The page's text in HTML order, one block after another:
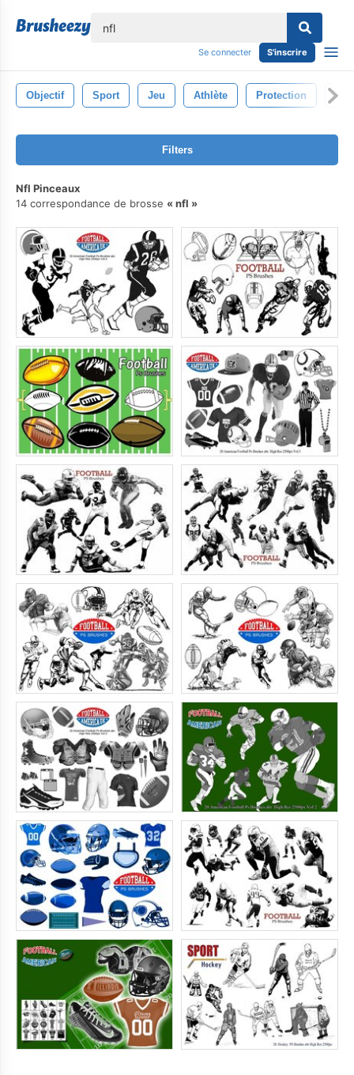
Se connecter S'inscrire
Objectif Sport Jeu Athlète Protection
Filters
Nfl Pinceaux
14 correspondance de brosse
nfl